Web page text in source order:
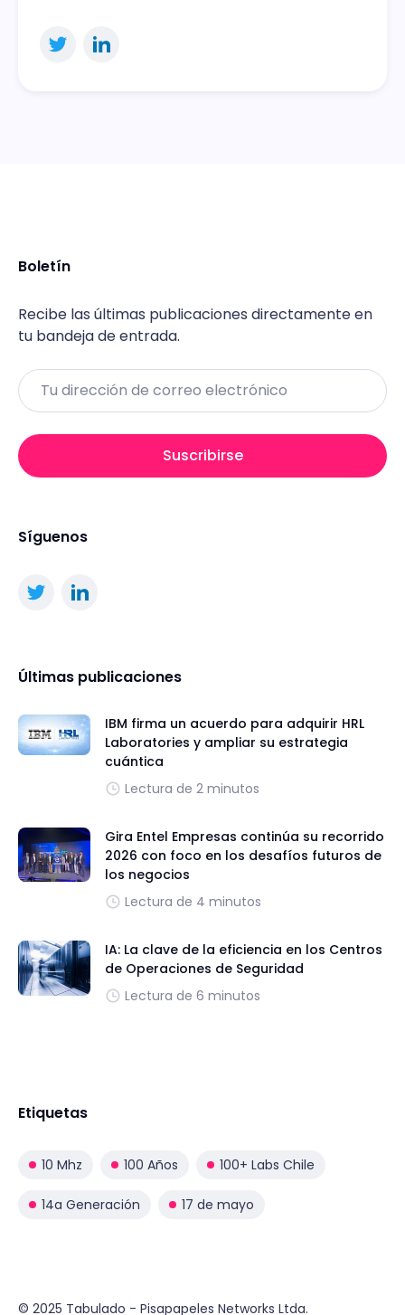
Boletín
Recibe las últimas publicaciones directamente en
tu bandeja de entrada.
Email
Suscribirse
Síguenos
Últimas publicaciones
IBM firma un acuerdo para adquirir HRL
Laboratories y ampliar su estrategia
cuántica
Lectura de 2 minutos
Gira Entel Empresas continúa su recorrido
2026 con foco en los desafíos futuros de
los negocios
Lectura de 4 minutos
IA: La clave de la eficiencia en los Centros
de Operaciones de Seguridad
Lectura de 6 minutos
Etiquetas
10 Mhz 100 Años 100+ Labs Chile
14a Generación 17 de mayo
© 2025 Tabulado - Pisapapeles Networks Ltda.